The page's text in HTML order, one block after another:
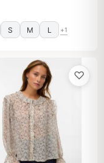
S M L +1
♡